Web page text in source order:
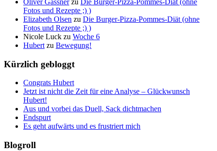
Oliver Gassnerzu Die Burger-Pizza-Pommes-Diät (ohne
Fotos und Rezepte ;) )
Elizabeth Olsen zu Die Burger-Pizza-Pommes-Diät (ohne
Fotos und Rezepte ;) )
Nicole Luck zu Woche 6
Hubert zu Bewegung!
Kürzlich gebloggt
Congrats Hubert
Jetzt ist nicht die Zeit für eine Analyse – Glückwunsch
Hubert!
Aus und vorbei das Duell, Sack dichtmachen
Endspurt
Es geht aufwärts und es frustriert mich
Blogroll